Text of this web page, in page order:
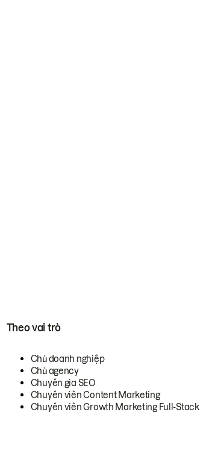
Theo vai trò
Chủ doanh nghiệp
Chủ agency
Chuyên gia SEO
Chuyên viên Content Marketing
Chuyên viên Growth Marketing Full-Stack